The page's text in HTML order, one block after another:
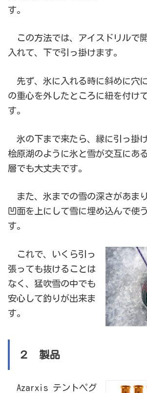
す。
この方法では、アイスドリルで
入れて、下で引っ掛けます。
先ず、氷に入れる時に斜めに穴
の重心を外したところに紐を付け
す。
氷の下まで来たら、縁に引っ掛
桧原湖のように氷と雪が交互にあ
層でも大丈夫です。
また、氷までの雪の深さがあま
凹面を上にして雪に埋め込んで使
す。
これで、いくら引っ
張っても抜けることは
なく、猛吹雪の中でも
安心して釣りが出来ま
す。
２ 製品
Azarxis テントペグ